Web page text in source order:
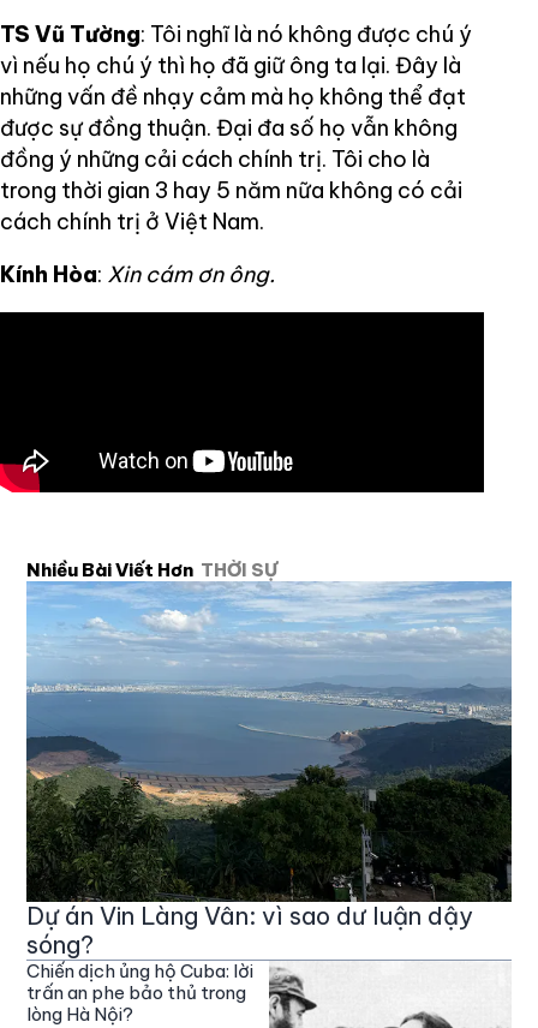
TS Vũ Tường: Tôi nghĩ là nó không được chú ý
vì nếu họ chú ý thì họ đã giữ ông ta lại. Đây là
những vấn đề nhạy cảm mà họ không thể đạt
được sự đồng thuận. Đại đa số họ vẫn không
đồng ý những cải cách chính trị. Tôi cho là
trong thời gian 3 hay 5 năm nữa không có cải
cách chính trị ở Việt Nam.
Kính Hòa: Xin cám ơn ông.
Nhiều Bài Viết Hơn THỜI SỰ
Dự án Vin Làng Vân: vì sao dư luận dậy
sóng?
Chiến dịch ủng hộ Cuba: lời
trấn an phe bảo thủ trong
lòng Hà Nội?